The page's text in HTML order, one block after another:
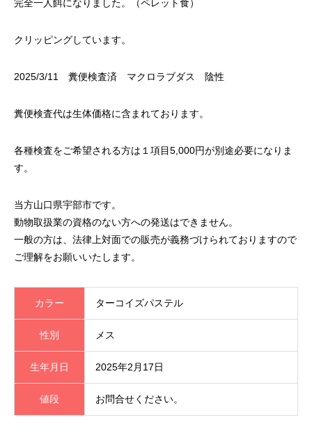
完全一人餌になりました。（ペレット食）
クリッピングしています。
2025/3/11 糞便検査済 マクロラブダス 陰性
糞便検査代は生体価格に含まれております。
各種検査をご希望される方は１項目5,000円が別途必要になりま
す。
当方山口県宇部市です。
動物取扱業の資格のない方への発送はできません。
一般の方は、法律上対面での販売が義務づけられておりますので
ご理解をお願いいたします。
カラー ターコイズパステル
性別 メス
生年月日 2025年2月17日
値段 お問合せください。